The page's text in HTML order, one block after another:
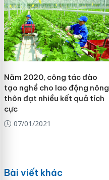
Năm 2020, công tác đào
tạo nghề cho lao động nông
thôn đạt nhiều kết quả tích
cực
07/01/2021
Bài viết khác